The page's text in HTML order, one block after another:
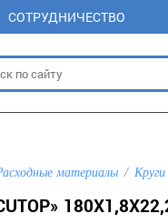
СОТРУДНИЧЕСТВО
материалы